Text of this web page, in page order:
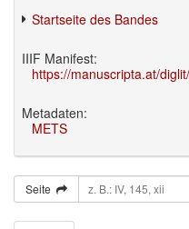
Startseite des Bandes
IIIF Manifest:
https://manuscripta.at/
Metadaten:
METS
Seite